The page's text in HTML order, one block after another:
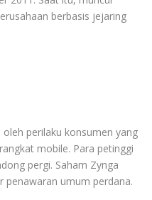
berbasis jejaring
perilaku konsumen yang
mobile. Para petinggi
pergi. Saham Zynga
penawaran umum perdana.